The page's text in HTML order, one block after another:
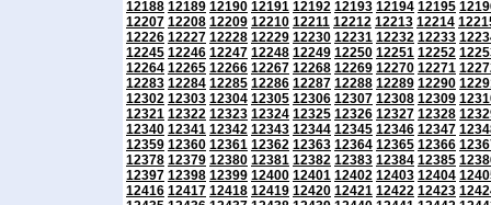
12188 12189 12190 12191 12192 12193 12194 12195
12207 12208 12209 12210 12211 12212 12213 12214
12226 12227 12228 12229 12230 12231 12232 12233
12245 12246 12247 12248 12249 12250 12251 12252
12264 12265 12266 12267 12268 12269 12270 12271
12283 12284 12285 12286 12287 12288 12289 12290
12302 12303 12304 12305 12306 12307 12308 12309
12321 12322 12323 12324 12325 12326 12327 12328
12340 12341 12342 12343 12344 12345 12346 12347
12359 12360 12361 12362 12363 12364 12365 12366
12378 12379 12380 12381 12382 12383 12384 12385
12397 12398 12399 12400 12401 12402 12403 12404
12416 12417 12418 12419 12420 12421 12422 12423